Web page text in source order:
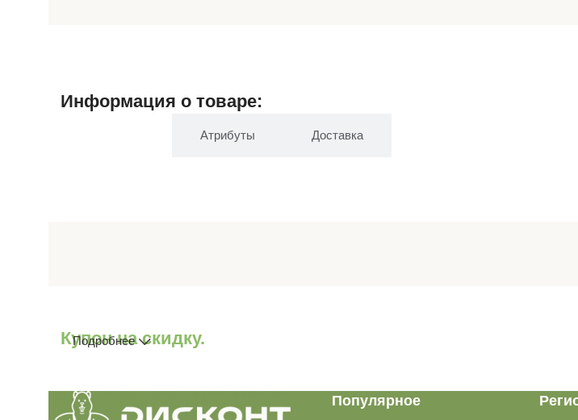
Информация о товаре:
Атрибуты Доставка
Купон на скидку.
Подробнее
Популярное